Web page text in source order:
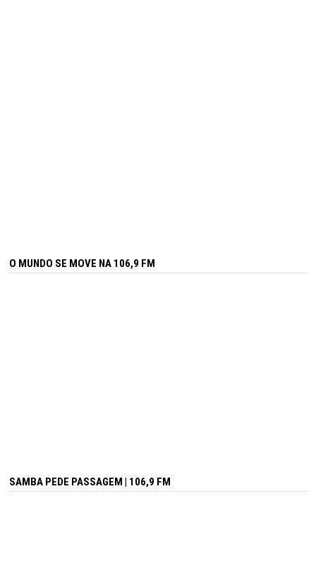
O MUNDO SE MOVE NA 106,9 FM
SAMBA PEDE PASSAGEM | 106,9 FM